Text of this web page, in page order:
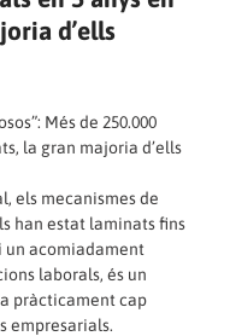
d’ells
Més de 250.000
la gran majoria d’ells
els mecanismes de
han estat laminats fins
un acomiadament
laborals, és un
pràcticament cap
empresarials.